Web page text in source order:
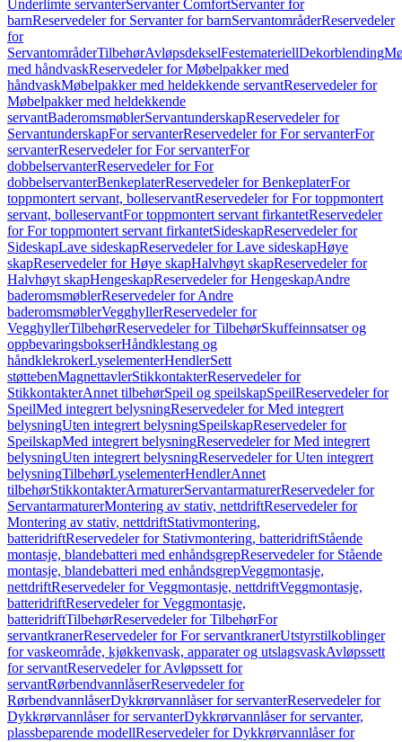
Underlimte servanterServanter ComfortServanter for
barnReservedeler for Servanter for barnServantområderReservedeler
for
ServantområderTilbehørAvløpsdekselFestemateriellDekorblending
med håndvaskReservedeler for Møbelpakker med
håndvaskMøbelpakker med heldekkende servantReservedeler for
Møbelpakker med heldekkende
servantBaderomsmøblerServantunderskapReservedeler for
ServantunderskapFor servanterReservedeler for For servanterFor
servanterReservedeler for For servanterFor
dobbelservanterReservedeler for For
dobbelservanterBenkeplaterReservedeler for BenkeplaterFor
toppmontert servant, bolleservantReservedeler for For toppmontert
servant, bolleservantFor toppmontert servant firkantetReservedeler
for For toppmontert servant firkantetSideskapReservedeler for
SideskapLave sideskapReservedeler for Lave sideskapHøye
skapReservedeler for Høye skapHalvhøyt skapReservedeler for
Halvhøyt skapHengeskapReservedeler for HengeskapAndre
baderomsmøblerReservedeler for Andre
baderomsmøblerVegghyllerReservedeler for
VegghyllerTilbehørReservedeler for TilbehørSkuffeinnsatser og
oppbevaringsbokserHåndklestang og
håndklekrokerLyselementerHendlerSett
støttebenMagnettavlerStikkontakterReservedeler for
StikkontakterAnnet tilbehørSpeil og speilskapSpeilReservedeler for
SpeilMed integrert belysningReservedeler for Med integrert
belysningUten integrert belysningSpeilskapReservedeler for
SpeilskapMed integrert belysningReservedeler for Med integrert
belysningUten integrert belysningReservedeler for Uten integrert
belysningTilbehørLyselementerHendlerAnnet
tilbehørStikkontakterArmaturerServantarmaturerReservedeler for
ServantarmaturerMontering av stativ, nettdriftReservedeler for
Montering av stativ, nettdriftStativmontering,
batteridriftReservedeler for Stativmontering, batteridriftStående
montasje, blandebatteri med enhåndsgrepReservedeler for Stående
montasje, blandebatteri med enhåndsgrepVeggmontasje,
nettdriftReservedeler for Veggmontasje, nettdriftVeggmontasje,
batteridriftReservedeler for Veggmontasje,
batteridriftTilbehørReservedeler for TilbehørFor
servantkranerReservedeler for For servantkranerUtstyrstilkoblinger
for vaskeområde, kjøkkenvask, apparater og utslagsvaskAvløpssett
for servantReservedeler for Avløpssett for
servantRørbendvannlåserReservedeler for
RørbendvannlåserDykkrørvannlåser for servanterReservedeler for
Dykkrørvannlåser for servanterDykkrørvannlåser for servanter,
plassbeparende modellReservedeler for Dykkrørvannlåser for